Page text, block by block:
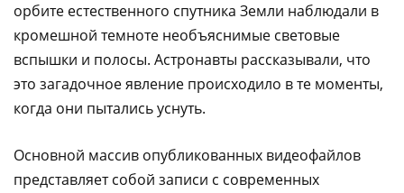
орбите естественного спутника Земли наблюдали в
кромешной темноте необъяснимые световые
вспышки и полосы. Астронавты рассказывали, что
это загадочное явление происходило в те моменты,
когда они пытались уснуть.
Основной массив опубликованных видеофайлов
представляет собой записи с современных